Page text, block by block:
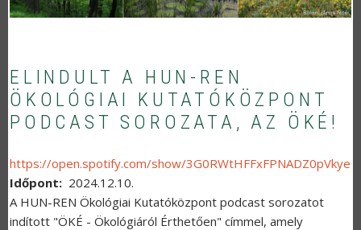
ELINDULT A HUN-REN
ÖKOLÓGIAI KUTATÓKÖZPONT
PODCAST SOROZATA, AZ ÖKÉ!
https://open.spotify.com/show/3G0RWtHFFxFPNADZ0pVkye
Időpont
2024.12.10.
A HUN-REN Ökológiai Kutatóközpont podcast sorozatot
indított "ÖKÉ - Ökológiáról Érthetően" címmel, amely